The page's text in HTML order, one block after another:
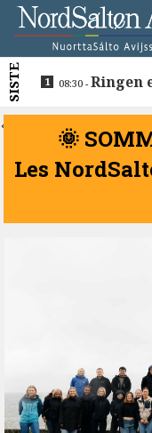
SISTE 08:30 -Ringen
<
🌞
Les